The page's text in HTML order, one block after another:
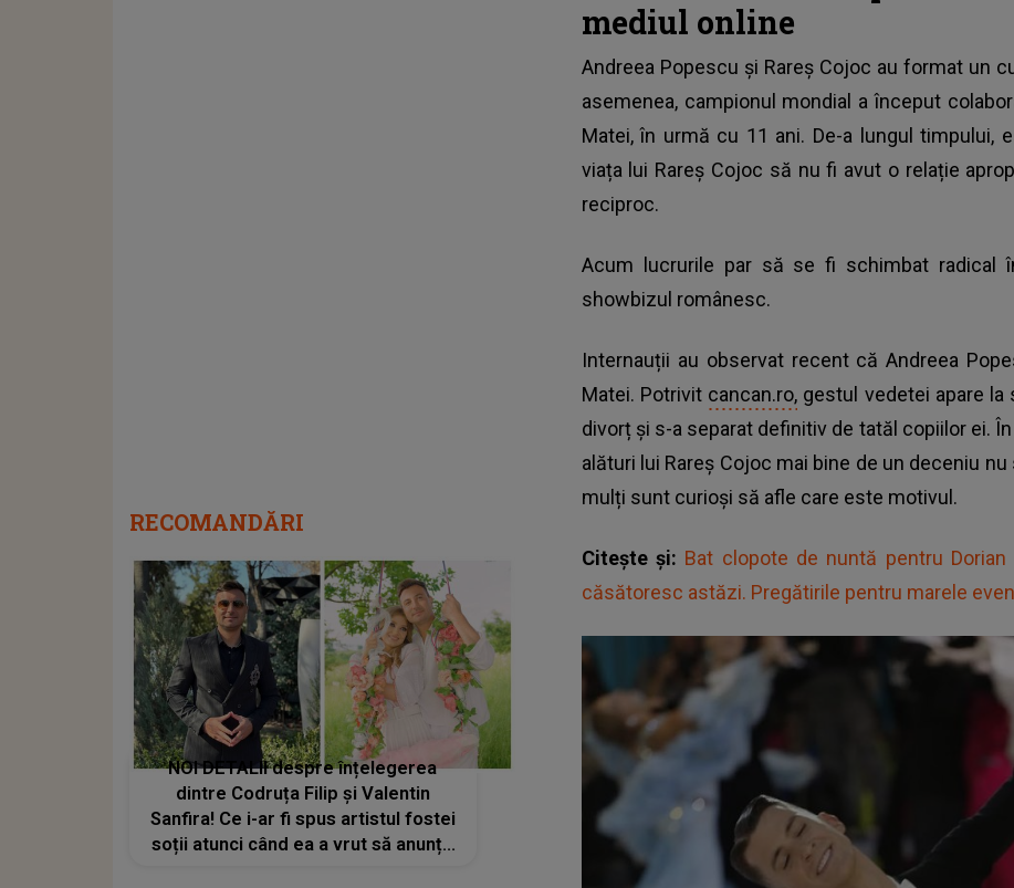
mediul online
Andreea Popescu și Rareș Cojoc au format un
asemenea, campionul mondial a început
Matei, în urmă cu 11 ani. De-a lungul timpului,
viața lui Rareș Cojoc să nu fi avut o relație
reciproc.
Acum lucrurile par să se fi schimbat radical
showbizul românesc.
Internauții au observat recent că Andreea
Matei. Potrivit cancan.ro, gestul vedetei apare
divorț și s-a separat definitiv de tatăl copiilor ei.
alături lui Rareș Cojoc mai bine de un deceniu
mulți sunt curioși să afle care este motivul.
Citește și: Bat clopote de nuntă pentru
căsătoresc astăzi. Pregătirile pentru marele
RECOMANDĂRI
NOI DETALII despre înțelegerea
dintre Codruța Filip și Valentin
Sanfira! Ce i-ar fi spus artistul fostei
soții atunci când ea a vrut să anunțe